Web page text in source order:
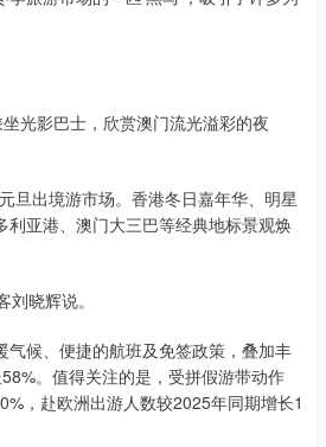
光影巴士，欣赏澳门流光溢彩的夜
旦出境游市场。香港冬日嘉年华、明星
亚港、澳门大三巴等经典地标景观焕
晓辉说。
候、便捷的航班及免签政策，叠加丰
。值得关注的是，受拼假游带动作
，赴欧洲出游人数较2025年同期增长1